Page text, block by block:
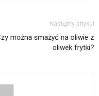
Następny artykuł
można smażyć na oliwie z
oliwek frytki?